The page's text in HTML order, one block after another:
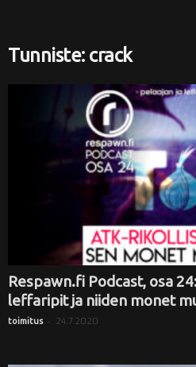
Tunniste: crack
Respawn.fi Podcast, osa
leffaripit ja niiden monet
toimitus - 24.7.2020